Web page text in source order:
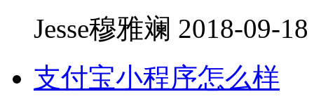
Jesse穆雅斓 2018-09-
支付宝小程序怎么样